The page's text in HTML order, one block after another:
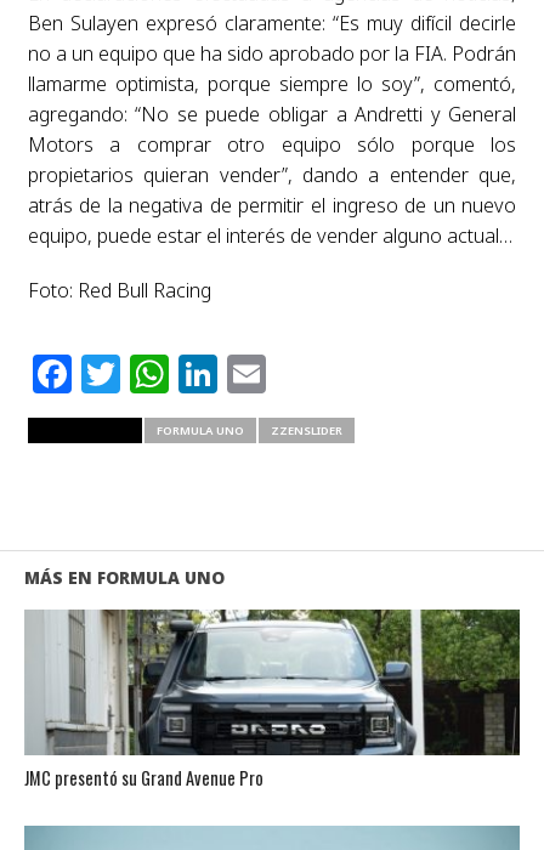
Ben Sulayen expresó claramente: “Es muy difícil decirle
no a un equipo que ha sido aprobado por la FIA. Podrán
llamarme optimista, porque siempre lo soy”, comentó,
agregando: “No se puede obligar a Andretti y General
Motors a comprar otro equipo sólo porque los
propietarios quieran vender”, dando a entender que,
atrás de la negativa de permitir el ingreso de un nuevo
equipo, puede estar el interés de vender alguno actual…
Foto: Red Bull Racing
Facebook
Twitter
WhatsApp
LinkedIn
Email
FORMULA UNO ZZENSLIDER
MÁS EN FORMULA UNO
JMC presentó su Grand Avenue Pro